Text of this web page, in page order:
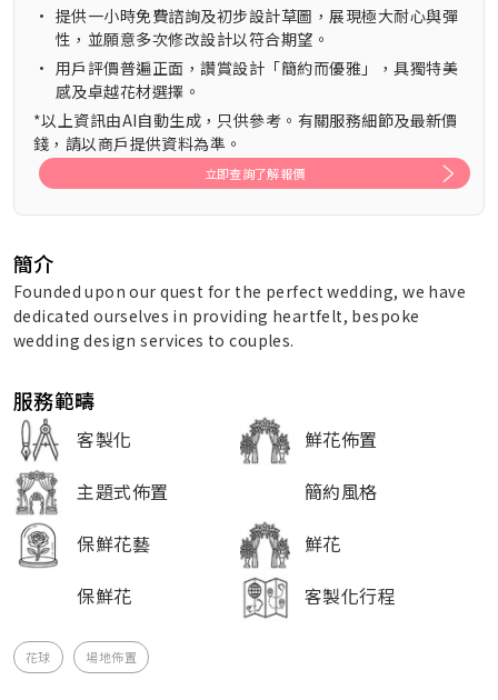
• 提供一小時免費諮詢及初步設計草圖，展現極大耐心與彈
性，並願意多次修改設計以符合期望。
• 用戶評價普遍正面，讚賞設計「簡約而優雅」，具獨特美
感及卓越花材選擇。
*以上資訊由AI自動生成，只供參考。有關服務細節及最新價
錢，請以商戶提供資料為準。
立即查詢了解報價
簡介
Founded upon our quest for the perfect wedding, we have
dedicated ourselves in providing heartfelt, bespoke
wedding design services to couples.
服務範疇
客製化
鮮花佈置
主題式佈置
簡約風格
保鮮花藝
鮮花
保鮮花
客製化行程
花球 場地佈置